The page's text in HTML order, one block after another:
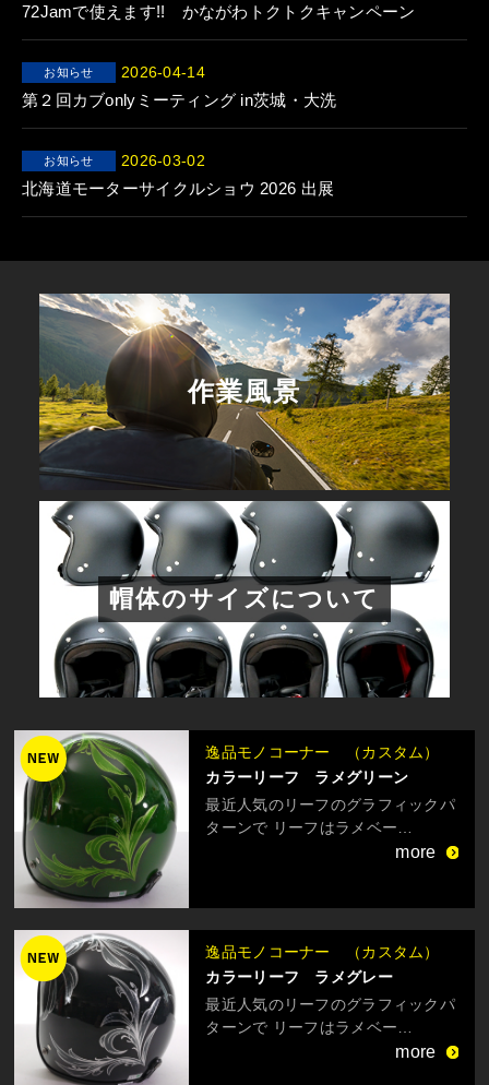
72Jamで使えます!! かながわトクトクキャンペーン
お知らせ 2026-04-14
第２回カブonlyミーティング in茨城・大洗
お知らせ 2026-03-02
北海道モーターサイクルショウ 2026 出展
作業風景
帽体のサイズについて
逸品モノコーナー （カスタム）
カラーリーフ ラメグリーン
最近人気のリーフのグラフィックパ
ターンで リーフはラメベー…
more
逸品モノコーナー （カスタム）
カラーリーフ ラメグレー
最近人気のリーフのグラフィックパ
ターンで リーフはラメベー…
more